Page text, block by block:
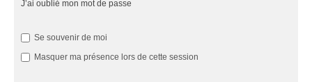
J’ai oublié mon mot de passe
Se souvenir de moi
Masquer ma présence lors de cette session